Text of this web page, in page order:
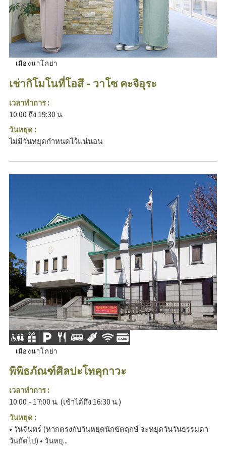
เมืองนาโกย่า
เช่ากิโมโนที่โอสึ - วาโซ คะจิอุระ
เวลาทำการ :
10:00 ถึง 19:30 น.
วันหยุด :
ไม่มีวันหยุดกำหนดไว้แน่นอน
เมืองนาโกย่า
พิพิธภัณฑ์ศิลปะโทคุกาวะ
เวลาทำการ :
10:00 - 17:00 น. (เข้าได้ถึง 16:30 น.)
วันหยุด :
• วันจันทร์ (หากตรงกับวันหยุดนักขัตฤกษ์ จะหยุดวันวันธรรมดา
วันถัดไป) • วันหยุ...